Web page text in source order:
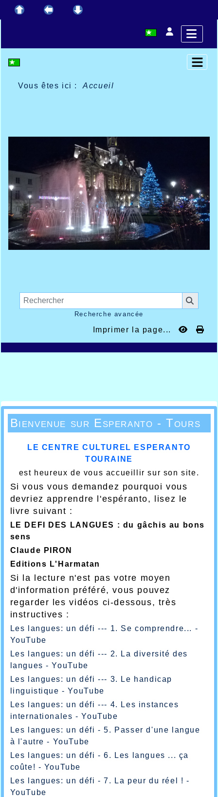
Vous êtes ici :Accueil
Recherche avancée
Imprimer la page...
Bienvenue sur Esperanto - Tours
LE CENTRE CULTUREL ESPERANTO
TOURAINE
est heureux de vous accueillir sur son site.
Si vous vous demandez pourquoi vous
devriez apprendre l'espéranto, lisez le
livre suivant :
LE DEFI DES LANGUES : du gâchis au bons
sens
Claude PIRON
Editions L'Harmatan
Si la lecture n'est pas votre moyen
d'information préféré, vous pouvez
regarder les vidéos ci-dessous, très
instructives :
Les langues: un défi --- 1. Se comprendre... -
YouTube
Les langues: un défi --- 2. La diversité des
langues - YouTube
Les langues: un défi --- 3. Le handicap
linguistique - YouTube
Les langues: un défi --- 4. Les instances
internationales - YouTube
Les langues: un défi - 5. Passer d'une langue
à l'autre - YouTube
Les langues: un défi - 6. Les langues ... ça
coûte! - YouTube
Les langues: un défi - 7. La peur du réel ! -
YouTube